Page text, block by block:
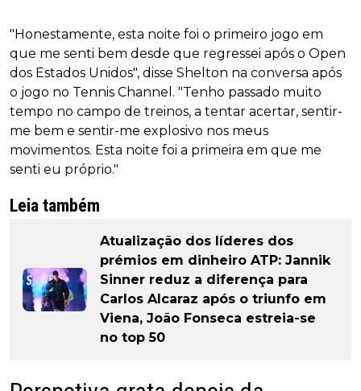
"Honestamente, esta noite foi o primeiro jogo em
que me senti bem desde que regressei após o Open
dos Estados Unidos", disse Shelton na conversa após
o jogo no Tennis Channel. "Tenho passado muito
tempo no campo de treinos, a tentar acertar, sentir-
me bem e sentir-me explosivo nos meus
movimentos. Esta noite foi a primeira em que me
senti eu próprio."
Leia também
Atualização dos líderes dos
prémios em dinheiro ATP: Jannik
Sinner reduz a diferença para
Carlos Alcaraz após o triunfo em
Viena, João Fonseca estreia-se
no top 50